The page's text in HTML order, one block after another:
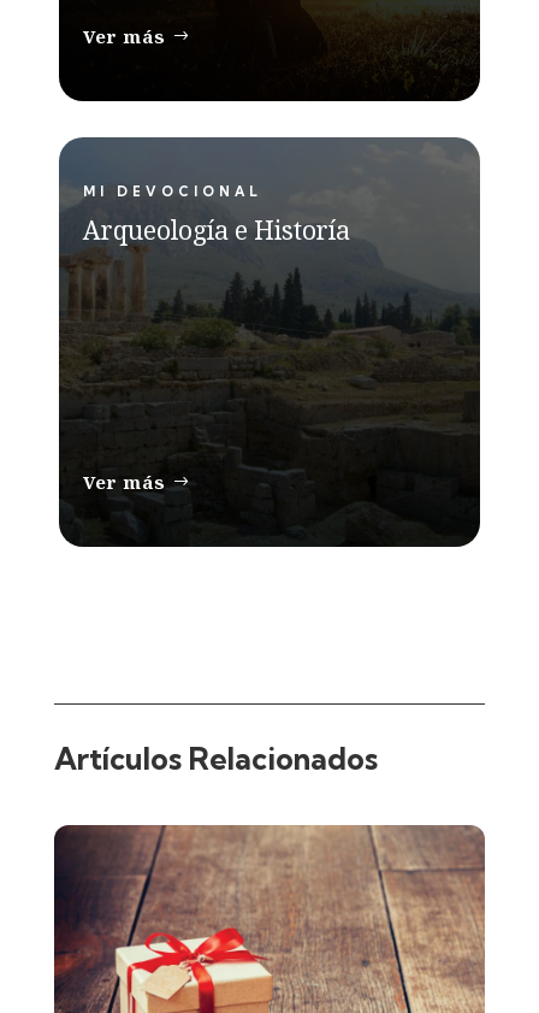
Ver más
MI DEVOCIONAL
Arqueología e Historía
Ver más
Artículos Relacionados